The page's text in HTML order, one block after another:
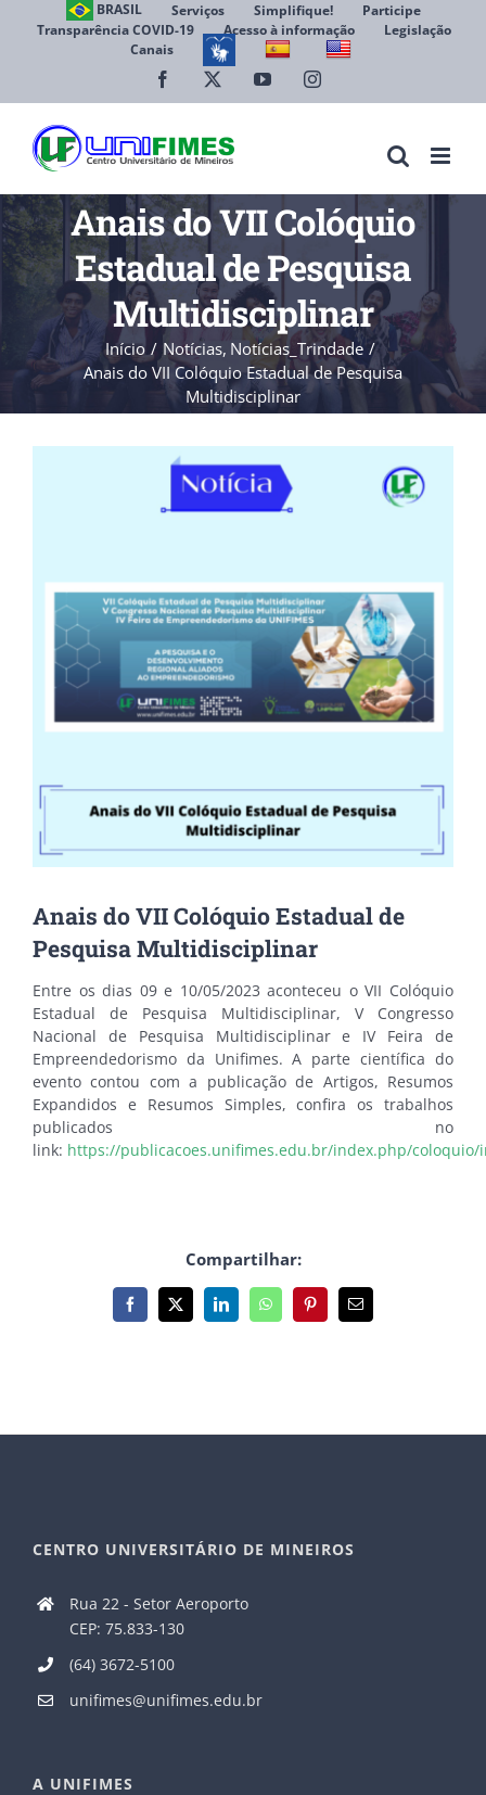
BRASIL Serviços Simplifique!
Participe
Transparência COVID-19
Acesso à informação
Legislação
Canais
Facebook YouTubeInstagram
Anais do VII Colóquio
Estadual de Pesquisa
Multidisciplinar
Início Notícias Notícias_Trindade
Anais do VII Colóquio Estadual de Pesquisa
Multidisciplinar
Anais do VII Colóquio Estadual de
Pesquisa Multidisciplinar
Entre os dias 09 e 10/05/2023 aconteceu o VII Colóquio
Estadual de Pesquisa Multidisciplinar, V Congresso
Nacional de Pesquisa Multidisciplinar e IV Feira de
Empreendedorismo da Unifimes. A parte científica do
evento contou com a publicação de Artigos, Resumos
Expandidos e Resumos Simples, confira os trabalhos
publicados no
link: https://publicacoes.unifimes.edu.br/index.php/coloquio/
Compartilhar:
Facebook
X LinkedInWhatsAppPinterest
E-
mail
CENTRO UNIVERSITÁRIO DE MINEIROS
Rua 22 - Setor Aeroporto
CEP: 75.833-130
(64) 3672-5100
unifimes@unifimes.edu.br
A UNIFIMES